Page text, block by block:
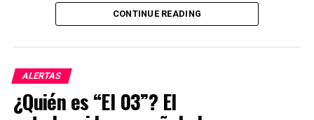
El sorteo repartirá un premio mayor de millones de
Con este billete conmemorativo, las autoridades buscan
celebrar uno de los fenómenos más inesperados y
entrañables que dejó el torneo, demostrando cómo un
personaje espontáneo logró ganarse el cariño de la
CONTINUE READING
ALERTAS
¿Quién es “El 03”? El